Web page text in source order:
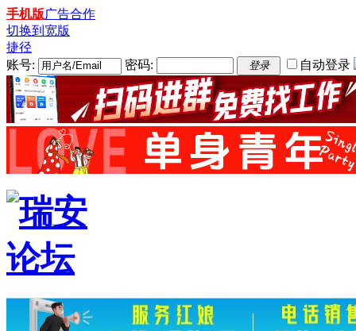
手机版广告合作
切换到宽版
捷径
账号:
密码: 登录 自动登录